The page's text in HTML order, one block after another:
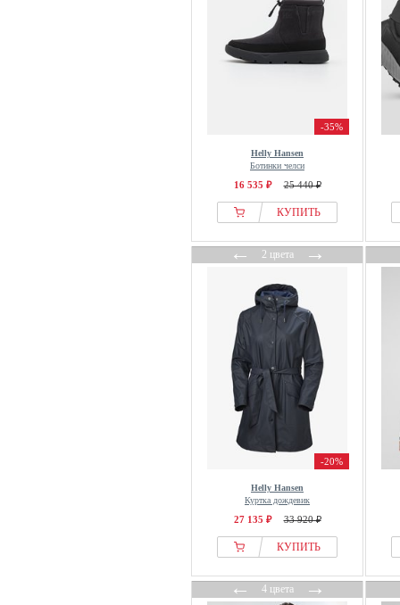
-35%
Helly Hansen
Ботинки челси
16 535 ₽ 25 440 ₽
КУПИТЬ
←2 цвета→
-20%
Helly Hansen
Куртка дождевик
27 135 ₽ 33 920 ₽
КУПИТЬ
←4 цвета→